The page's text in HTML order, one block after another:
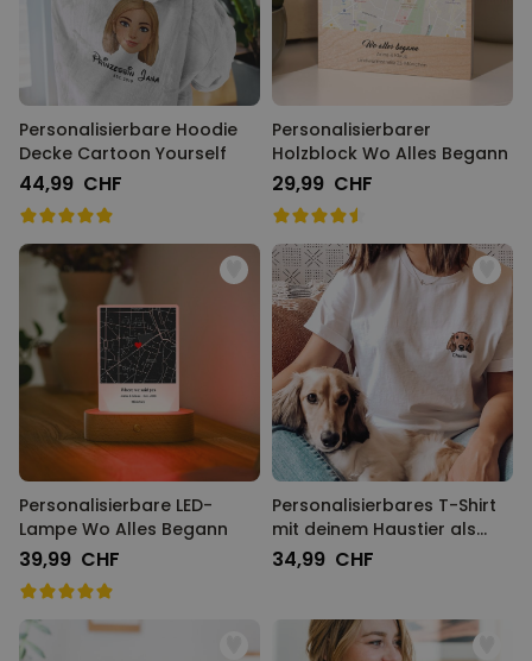
Personalisierbare Hoodie
Decke Cartoon Yourself
44,99 CHF
Personalisierbarer
Holzblock Wo Alles Begann
29,99 CHF
Personalisierbare LED-
Lampe Wo Alles Begann
39,99 CHF
Personalisierbares T-Shirt
mit deinem Haustier als
Comic
34,99 CHF